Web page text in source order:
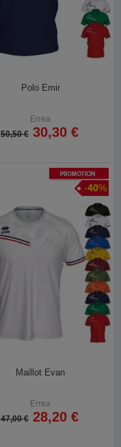
Polo Emir
Errea
50,50 € 30,30 €
Promotion
-40%
Maillot Evan
Errea
47,00 € 28,20 €